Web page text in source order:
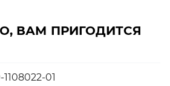
ВАМ ПРИГОДИТСЯ
01